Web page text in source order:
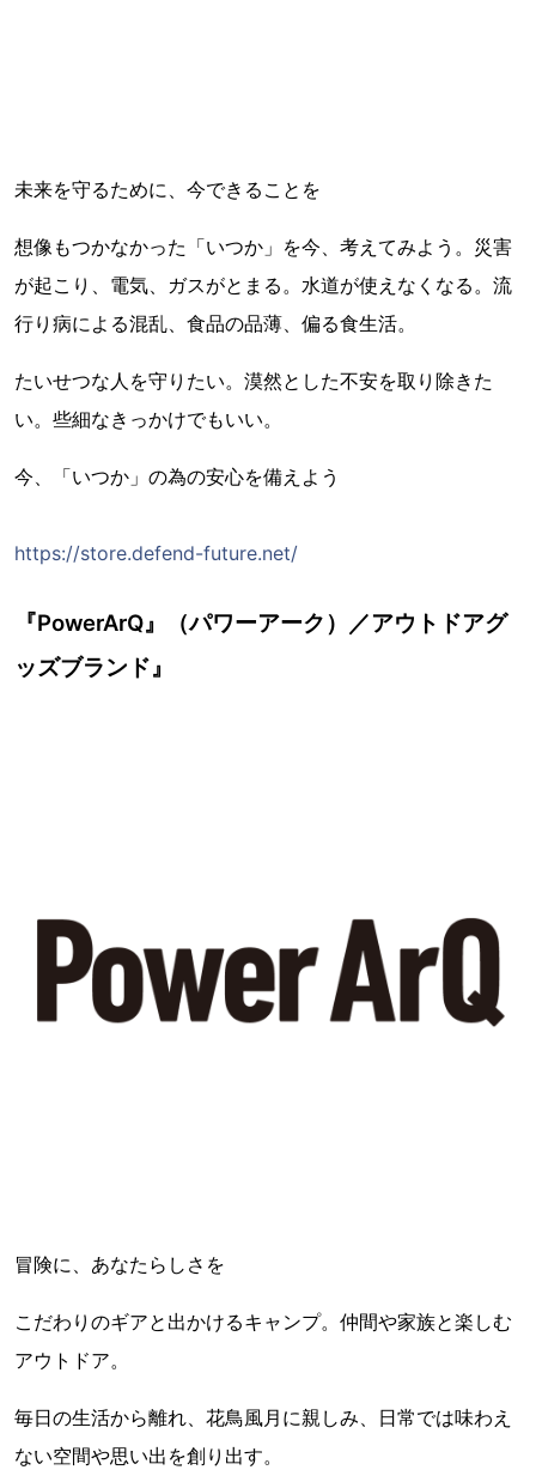
未来を守るために、今できることを
想像もつかなかった「いつか」を今、考えてみよう。災害
が起こり、電気、ガスがとまる。水道が使えなくなる。流
行り病による混乱、食品の品薄、偏る食生活。
たいせつな人を守りたい。漠然とした不安を取り除きた
い。些細なきっかけでもいい。
今、「いつか」の為の安心を備えよう
https://store.defend-future.net/
『PowerArQ』（パワーアーク）／アウトドアグ
ッズブランド』
冒険に、あなたらしさを
こだわりのギアと出かけるキャンプ。仲間や家族と楽しむ
アウトドア。
毎日の生活から離れ、花鳥風月に親しみ、日常では味わえ
ない空間や思い出を創り出す。